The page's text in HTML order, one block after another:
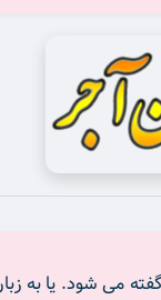
تا ۲.۵ سانتی متر باشد، آجر